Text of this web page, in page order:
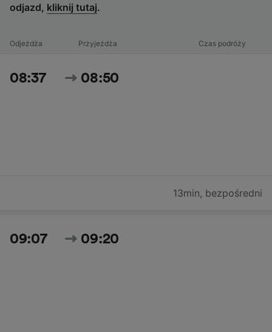
odjazd, kliknij tutaj.
Odjeżdża Przyjeżdża Czas podróży
08:37 08:50
13min, bezpośredni
09:07 09:20